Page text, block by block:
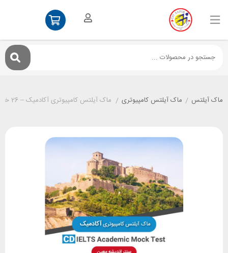
ماک آیلتس / ماک آیلتس کامپیوتری / ماک آیلتس کامپیوتری آکادمیک – 26 خرداد عصر